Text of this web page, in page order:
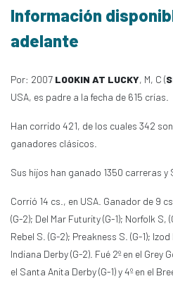
Información
adelante
Por: 2007 LOOKIN AT LUCKY, M, C (
USA, es padre a la fecha de 615 crías.
Han corrido 421, de los cuales 342
ganadores clásicos.
Sus hijos han ganado 1350 carreras y
Corrió 14 cs., en USA. Ganador de 9
(G-2); Del Mar Futurity (G-1); Norfolk S,
Rebel S. (G-2); Preakness S. (G-1);
Indiana Derby (G-2). Fué 2º en el Grey
el Santa Anita Derby (G-1) y 4º en el